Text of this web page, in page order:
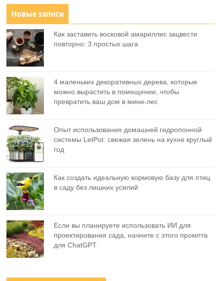
Новые записи
Как заставить восковой амариллис зацвести
повторно: 3 простых шага
4 маленьких декоративных дерева, которые
можно вырастить в помещении, чтобы
превратить ваш дом в мини-лес
Опыт использования домашней гидропонной
системы LetPot: свежая зелень на кухне круглый
год
Как создать идеальную кормовую базу для птиц
в саду без лишних усилий
Если вы планируете использовать ИИ для
проектирования сада, начните с этого промпта
для ChatGPT